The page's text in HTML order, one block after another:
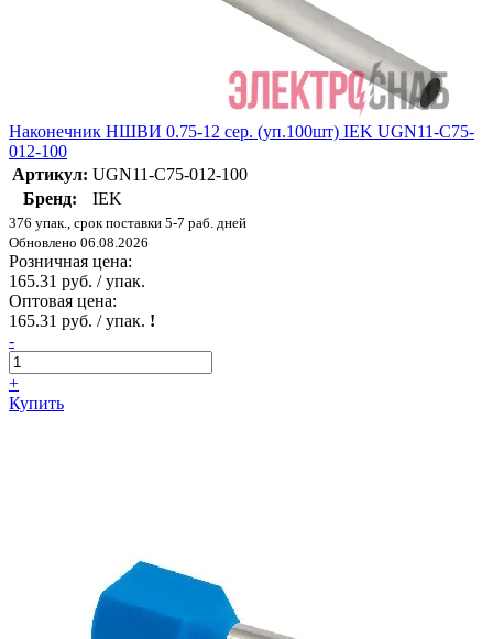
Наконечник НШВИ 0.75-12 сер. (уп.100шт) IEK UGN11-C75-
012-100
Артикул: UGN11-C75-012-100
Бренд:
IEK
376 упак., срок поставки 5-7 раб. дней
Обновлено 06.08.2026
Розничная цена:
165.31 руб. / упак.
Оптовая цена:
165.31 руб. / упак. !
-
+
Купить